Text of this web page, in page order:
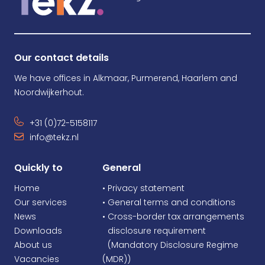
Our contact details
We have offices in Alkmaar, Purmerend, Haarlem and
Noordwijkerhout.
+31 (0)72-5158117
info@tekz.nl
Quickly to
Home
Our services
News
Downloads
About us
Vacancies
General
• Privacy statement
• General terms and conditions
• Cross-border tax arrangements
disclosure requirement
(Mandatory Disclosure Regime
(MDR))